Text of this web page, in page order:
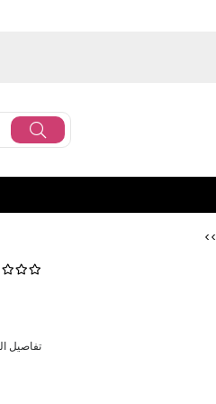
تفاصيل المنتج:إنه إغلاق